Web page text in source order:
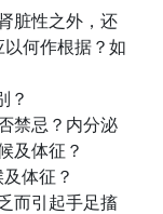
脏性之外，还
何作根据？如
？
禁忌？内分泌
及体征？
体征？
而引起手足搐